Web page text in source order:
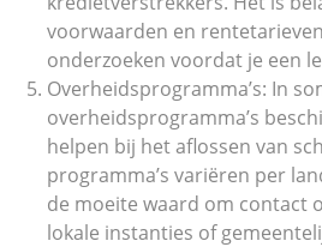
voorwaarden en
onderzoeken voordat je een
Overheidsprogramma’s: In
overheidsprogramma’s
helpen bij het aflossen van
programma’s variëren per
de moeite waard om contact
lokale instanties of